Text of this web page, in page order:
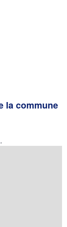
la commune